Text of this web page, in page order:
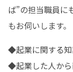
ば”の担当職員に
もお伺いします。
◆起業に関する知
◆起業した人から